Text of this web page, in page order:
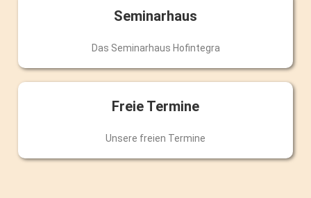
Seminarhaus
Das Seminarhaus Hofintegra
Freie Termine
Unsere freien Termine